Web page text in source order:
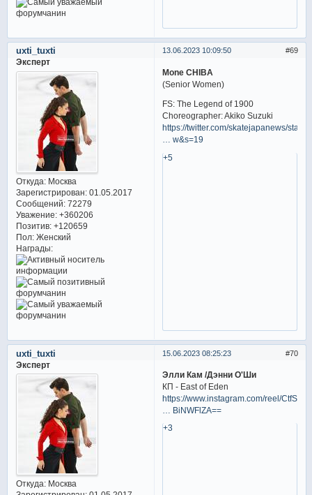
69
13.06.2023 10:09:50
uxti_tuxti
Эксперт
Откуда:Москва
Зарегистрирован: 01.05.2017
Сообщений:72279
Уважение: +360206
Позитив: +120659
Пол:Женский
Награды:
Mone CHIBA
(Senior Women)
FS: The Legend of 1900
Choreographer: Akiko Suzuki
https://twitter.com/skatejapanews/statu
… w&s=19
+5
70
15.06.2023 08:25:23
uxti_tuxti
Эксперт
Откуда:Москва
Элли Кам /Дэнни О'Ши
КП - East of Eden
https://www.instagram.com/reel/
… BiNWFlZA==
+3